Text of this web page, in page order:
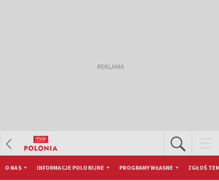
O NAS INFORMACJE POLONIJNE PROGRAMY WŁASNE ZGŁOŚ